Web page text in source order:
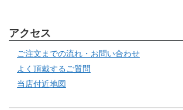
アクセス
ご注文までの流れ・お問い合わせ
よく頂戴するご質問
当店付近地図